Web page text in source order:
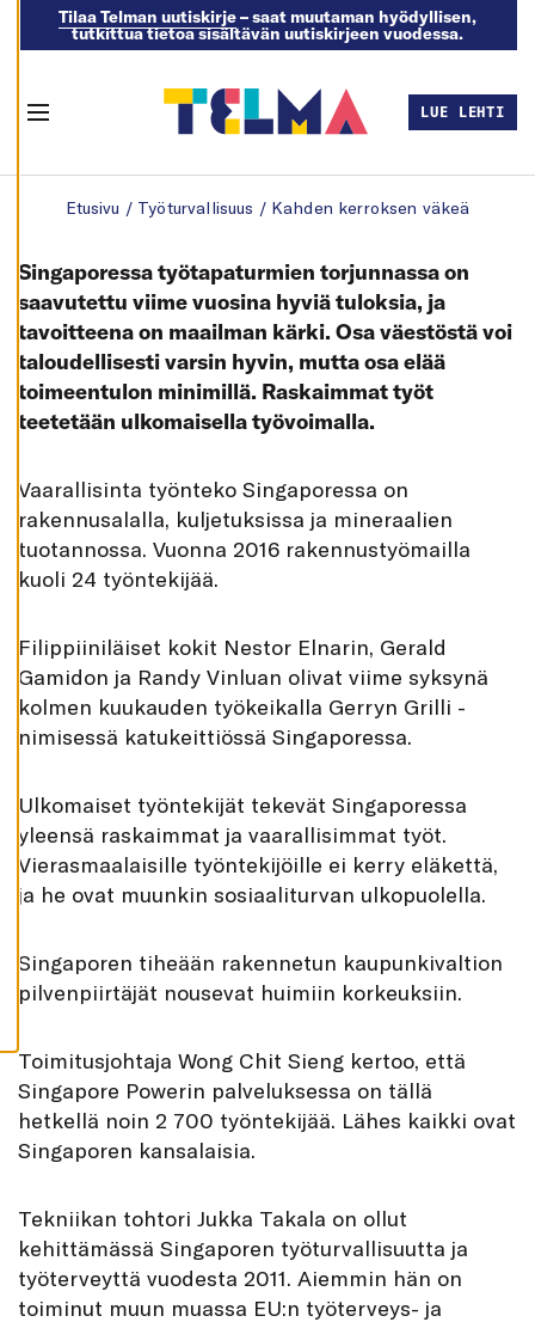
E
E
A
E
T
U
K
I
A
E
L
L
Ä
K
Y
V
Ä
K
S
A
I
K
K
I
E
V
E
T
Tilaa Telman uutiskirje– saat muutaman hyödyllisen,
tutkittua tietoa sisältävän uutiskirjeen vuodessa.
LUE LEHTI
Etusivu / Työturvallisuus / Kahden kerroksen väkeä
Singaporessa työtapaturmien torjunnassa on
saavutettu viime vuosina hyviä tuloksia, ja
tavoitteena on maailman kärki. Osa väestöstä voi
taloudellisesti varsin hyvin, mutta osa elää
toimeentulon minimillä. Raskaimmat työt
teetetään ulkomaisella työvoimalla.
Vaarallisinta työnteko Singaporessa on
rakennusalalla, kuljetuksissa ja mineraalien
tuotannossa. Vuonna 2016 rakennustyömailla
kuoli 24 työntekijää.
Filippiiniläiset kokit Nestor Elnarin, Gerald
Gamidon ja Randy Vinluan olivat viime syksynä
kolmen kuukauden työkeikalla Gerryn Grilli -
nimisessä katukeittiössä Singaporessa.
Ulkomaiset työntekijät tekevät Singaporessa
yleensä raskaimmat ja vaarallisimmat työt.
Vierasmaalaisille työntekijöille ei kerry eläkettä,
ja he ovat muunkin sosiaaliturvan ulkopuolella.
Singaporen tiheään rakennetun kaupunkivaltion
pilvenpiirtäjät nousevat huimiin korkeuksiin.
Toimitusjohtaja Wong Chit Sieng kertoo, että
Singapore Powerin palveluksessa on tällä
hetkellä noin 2 700 työntekijää. Lähes kaikki ovat
Singaporen kansalaisia.
Tekniikan tohtori Jukka Takala on ollut
kehittämässä Singaporen työturvallisuutta ja
työterveyttä vuodesta 2011. Aiemmin hän on
toiminut muun muassa EU:n työterveys- ja